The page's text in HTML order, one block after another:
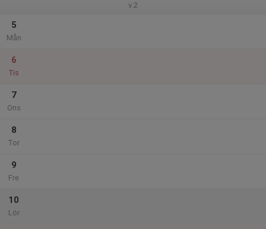
v.2
5
Mån
6
Tis
7
Ons
8
Tor
9
Fre
10
Lör